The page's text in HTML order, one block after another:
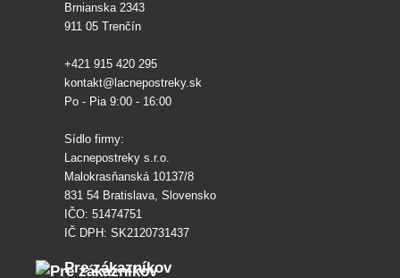
Brnianska 2343
911 05 Trenčín
+421 915 420 295
kontakt@lacnepostreky.sk
Po - Pia 9:00 - 16:00
Sídlo firmy:
Lacnepostreky s.r.o.
Malokrasňanská 10137/8
831 54 Bratislava, Slovensko
IČO: 51474751
IČ DPH: SK2120731437
Pre zákazníkov